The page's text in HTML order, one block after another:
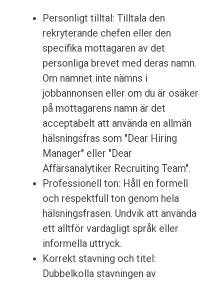
Personligt tilltal: Tilltala den
rekryterande chefen eller den
specifika mottagaren av det
personliga brevet med deras namn.
Om namnet inte nämns i
jobbannonsen eller om du är osäker
på mottagarens namn är det
acceptabelt att använda en allmän
hälsningsfras som "Dear Hiring
Manager" eller "Dear
Affärsanalytiker Recruiting Team".
Professionell ton: Håll en formell
och respektfull ton genom hela
hälsningsfrasen. Undvik att använda
ett alltför vardagligt språk eller
informella uttryck.
Korrekt stavning och titel:
Dubbelkolla stavningen av